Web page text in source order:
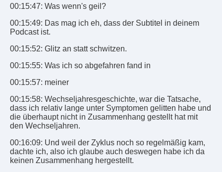
00:15:47: Was wenn's geil?
00:15:49: Das mag ich eh, dass der Subtitel in deinem
Podcast ist.
00:15:52: Glitz an statt schwitzen.
00:15:55: Was ich so abgefahren fand in
00:15:57: meiner
00:15:58: Wechseljahresgeschichte, war die Tatsache,
dass ich relativ lange unter Symptomen gelitten habe und
die überhaupt nicht in Zusammenhang gestellt hat mit
den Wechseljahren.
00:16:09: Und weil der Zyklus noch so regelmäßig kam,
dachte ich, also ich glaube auch deswegen habe ich da
keinen Zusammenhang hergestellt.